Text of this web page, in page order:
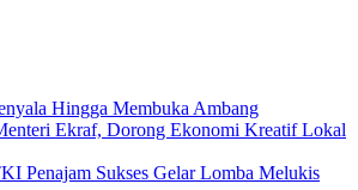
Hingga Membuka Ambang
Ekraf, Dorong Ekonomi Kreatif Lokal
Penajam Sukses Gelar Lomba Melukis